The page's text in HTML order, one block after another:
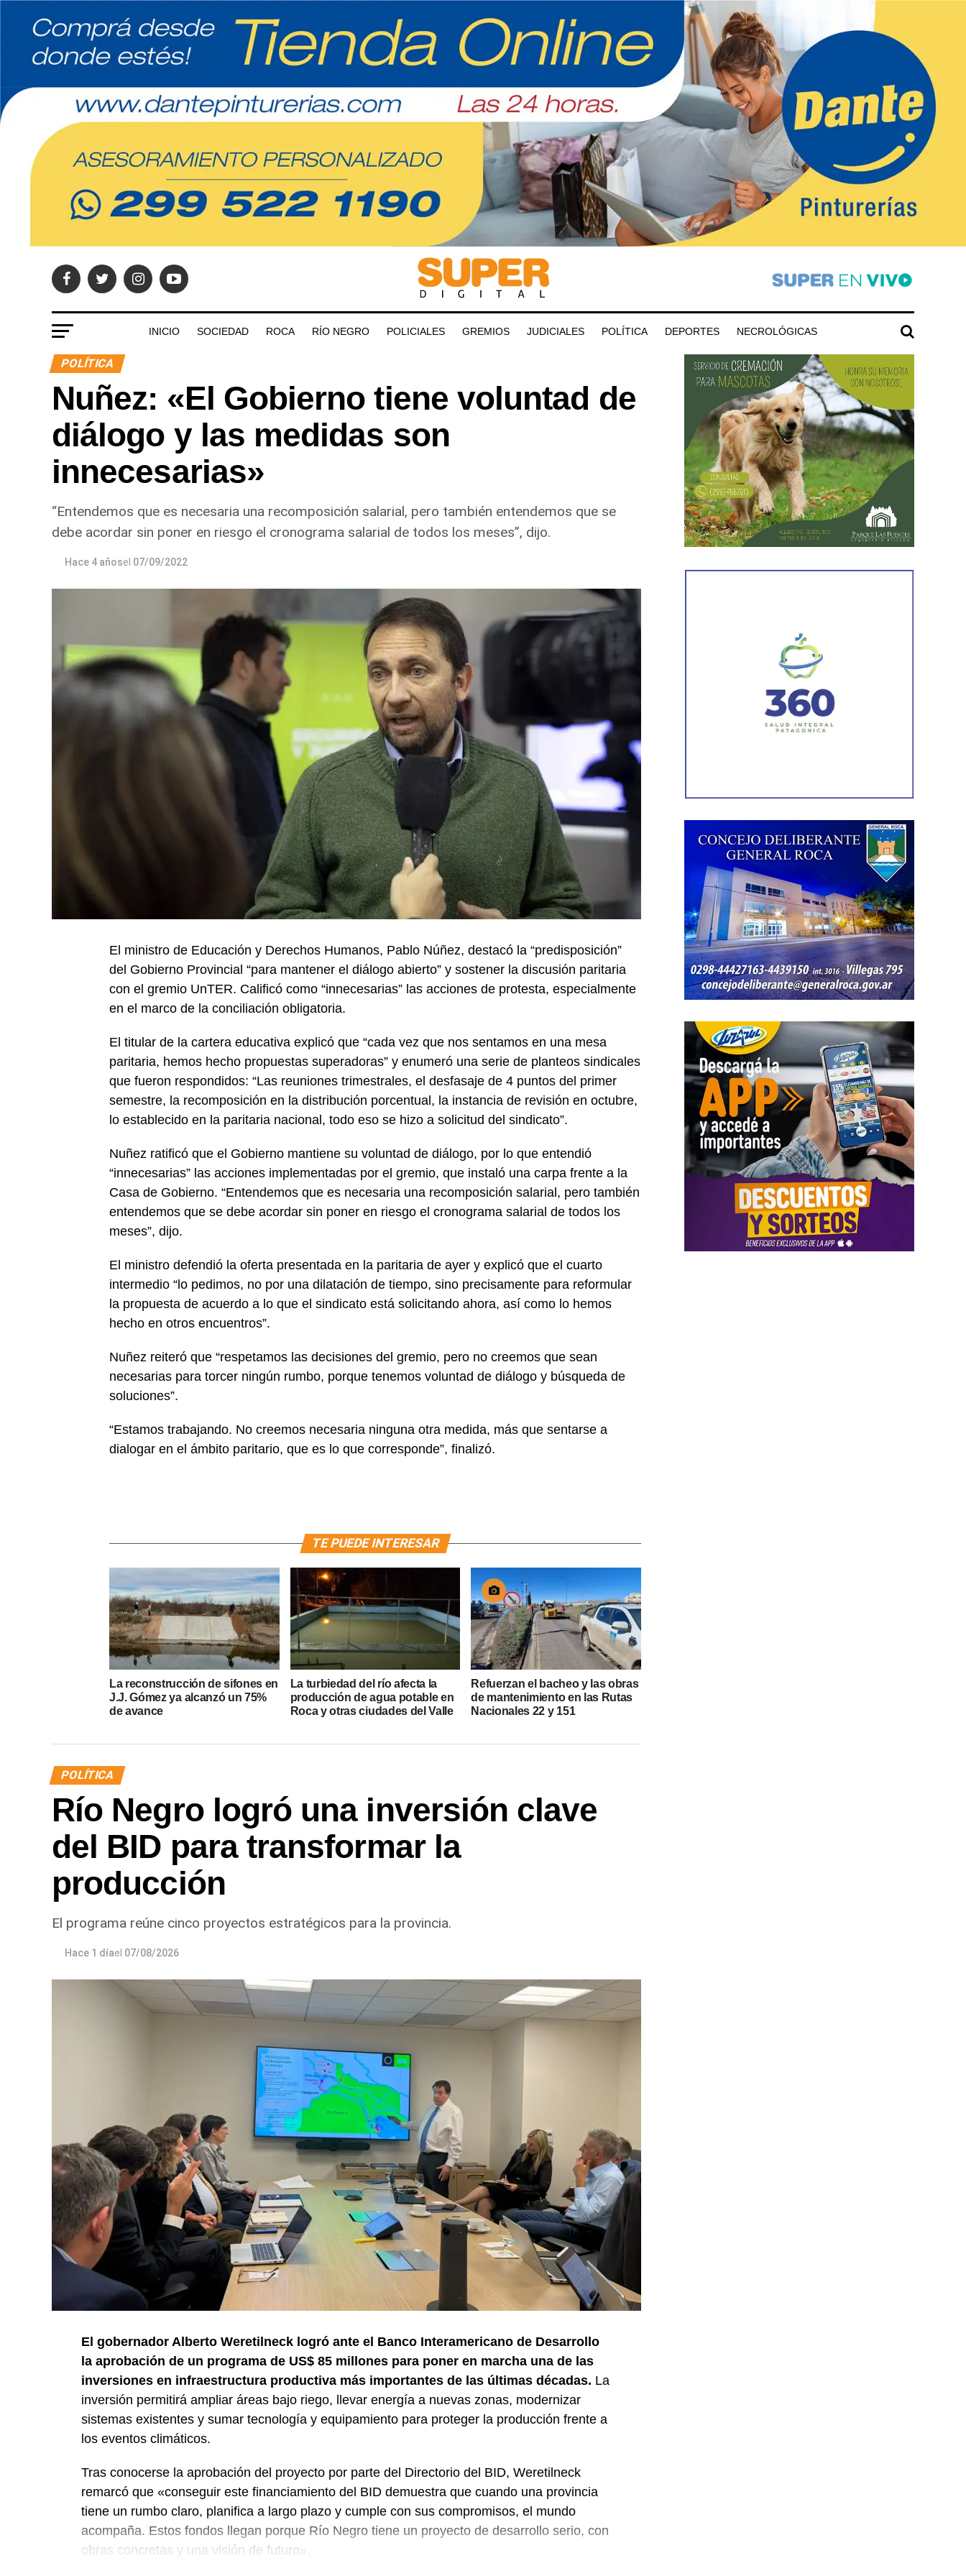
INICIO SOCIEDAD ROCA RÍO NEGRO POLICIALES GREMIOS JUDICIALES POLÍTICA DEPORTES NECROLÓGICAS
POLÍTICA
Nuñez: «El Gobierno tiene voluntad de
diálogo y las medidas son
innecesarias»
“Entendemos que es necesaria una recomposición salarial, pero también entendemos que se
debe acordar sin poner en riesgo el cronograma salarial de todos los meses”, dijo.
Hace 4 añosel 07/09/2022
El ministro de Educación y Derechos Humanos, Pablo Núñez, destacó la “predisposición”
del Gobierno Provincial “para mantener el diálogo abierto” y sostener la discusión paritaria
con el gremio UnTER. Calificó como “innecesarias” las acciones de protesta, especialmente
en el marco de la conciliación obligatoria.
El titular de la cartera educativa explicó que “cada vez que nos sentamos en una mesa
paritaria, hemos hecho propuestas superadoras” y enumeró una serie de planteos sindicales
que fueron respondidos: “Las reuniones trimestrales, el desfasaje de 4 puntos del primer
semestre, la recomposición en la distribución porcentual, la instancia de revisión en octubre,
lo establecido en la paritaria nacional, todo eso se hizo a solicitud del sindicato”.
Nuñez ratificó que el Gobierno mantiene su voluntad de diálogo, por lo que entendió
“innecesarias” las acciones implementadas por el gremio, que instaló una carpa frente a la
Casa de Gobierno. “Entendemos que es necesaria una recomposición salarial, pero también
entendemos que se debe acordar sin poner en riesgo el cronograma salarial de todos los
meses”, dijo.
El ministro defendió la oferta presentada en la paritaria de ayer y explicó que el cuarto
intermedio “lo pedimos, no por una dilatación de tiempo, sino precisamente para reformular
la propuesta de acuerdo a lo que el sindicato está solicitando ahora, así como lo hemos
hecho en otros encuentros”.
Nuñez reiteró que “respetamos las decisiones del gremio, pero no creemos que sean
necesarias para torcer ningún rumbo, porque tenemos voluntad de diálogo y búsqueda de
soluciones”.
“Estamos trabajando. No creemos necesaria ninguna otra medida, más que sentarse a
dialogar en el ámbito paritario, que es lo que corresponde”, finalizó.
TE PUEDE INTERESAR
La reconstrucción de sifones en
J.J. Gómez ya alcanzó un 75%
de avance
La turbiedad del río afecta la
producción de agua potable en
Roca y otras ciudades del Valle
Refuerzan el bacheo y las obras
de mantenimiento en las Rutas
Nacionales 22 y 151
POLÍTICA
Río Negro logró una inversión clave
del BID para transformar la
producción
El programa reúne cinco proyectos estratégicos para la provincia.
Hace 1 díael 07/08/2026
El gobernador Alberto Weretilneck logró ante el Banco Interamericano de Desarrollo
la aprobación de un programa de US$ 85 millones para poner en marcha una de las
inversiones en infraestructura productiva más importantes de las últimas décadas. La
inversión permitirá ampliar áreas bajo riego, llevar energía a nuevas zonas, modernizar
sistemas existentes y sumar tecnología y equipamiento para proteger la producción frente a
los eventos climáticos.
Tras conocerse la aprobación del proyecto por parte del Directorio del BID, Weretilneck
remarcó que «conseguir este financiamiento del BID demuestra que cuando una provincia
tiene un rumbo claro, planifica a largo plazo y cumple con sus compromisos, el mundo
acompaña. Estos fondos llegan porque Río Negro tiene un proyecto de desarrollo serio, con
obras concretas y una visión de futuro».